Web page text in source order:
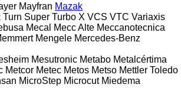
Mayfran Mazak
Turn Super Turbo X VCS VTC Variaxis
Mecal Mecc Alte Meccanotecnica
Mengele Mercedes-Benz
Mesutronic Metabo Metalcértima
Metcor Metec Metos Metso Mettler Toledo
MicroStep Microcut Miedema